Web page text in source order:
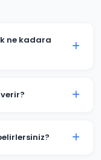
ne kadara
işletmeniz için
kampanya